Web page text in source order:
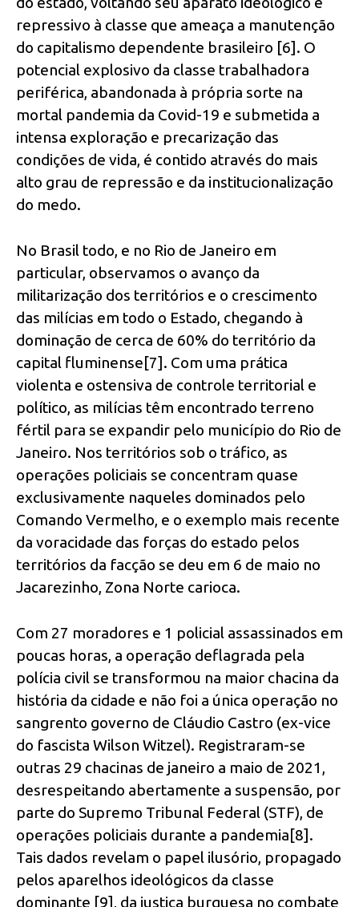
repressivo à classe que ameaça a manutenção
do capitalismo dependente brasileiro [6]. O
potencial explosivo da classe trabalhadora
periférica, abandonada à própria sorte na
mortal pandemia da Covid-19 e submetida a
intensa exploração e precarização das
condições de vida, é contido através do mais
alto grau de repressão e da institucionalização
do medo.
No Brasil todo, e no Rio de Janeiro em
particular, observamos o avanço da
militarização dos territórios e o crescimento
das milícias em todo o Estado, chegando à
dominação de cerca de 60% do território da
capital fluminense[7]. Com uma prática
violenta e ostensiva de controle territorial e
político, as milícias têm encontrado terreno
fértil para se expandir pelo município do Rio de
Janeiro. Nos territórios sob o tráfico, as
operações policiais se concentram quase
exclusivamente naqueles dominados pelo
Comando Vermelho, e o exemplo mais recente
da voracidade das forças do estado pelos
territórios da facção se deu em 6 de maio no
Jacarezinho, Zona Norte carioca.
Com 27 moradores e 1 policial assassinados em
poucas horas, a operação deflagrada pela
polícia civil se transformou na maior chacina da
história da cidade e não foi a única operação no
sangrento governo de Cláudio Castro (ex-vice
do fascista Wilson Witzel). Registraram-se
outras 29 chacinas de janeiro a maio de 2021,
desrespeitando abertamente a suspensão, por
parte do Supremo Tribunal Federal (STF), de
operações policiais durante a pandemia[8].
Tais dados revelam o papel ilusório, propagado
pelos aparelhos ideológicos da classe
dominante [9], da justiça burguesa no combate